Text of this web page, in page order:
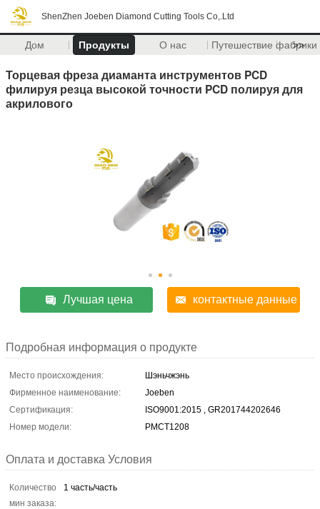
ShenZhen Joeben Diamond Cutting Tools Co,.Ltd
Дом Продукты О нас Путешествие фабрики
>>
Торцевая фреза диаманта инструментов PCD
филируя резца высокой точности PCD полируя для
акрилового
Лучшая цена контактные данные
Подробная информация о продукте
Место происхождения:
Шэньчжэнь
Фирменное наименование:
Joeben
Сертификация:
ISO9001:2015 , GR201744202646
Номер модели:
PMCT1208
Оплата и доставка Условия
Количество
мин заказа:
1 часть/часть